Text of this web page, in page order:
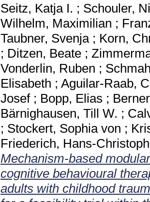
Seitz, Katja I. ; Schouler,
Wilhelm, Maximilian ;
Taubner, Svenja; Korn,
; Ditzen, Beate ;
Vonderlin, Ruben ;
Elisabeth ; Aguilar-Raab,
Josef; Bopp, Elias ;
Bärnighausen, Till W. ;
; Stockert, Sophia von ;
Friederich, Hans-Christoph
Mechanism-based
cognitive behavioural
adults with childhood